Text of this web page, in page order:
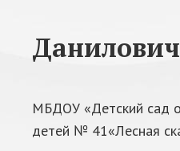
МБДОУ «Детский сад
детей № 41«Лесная